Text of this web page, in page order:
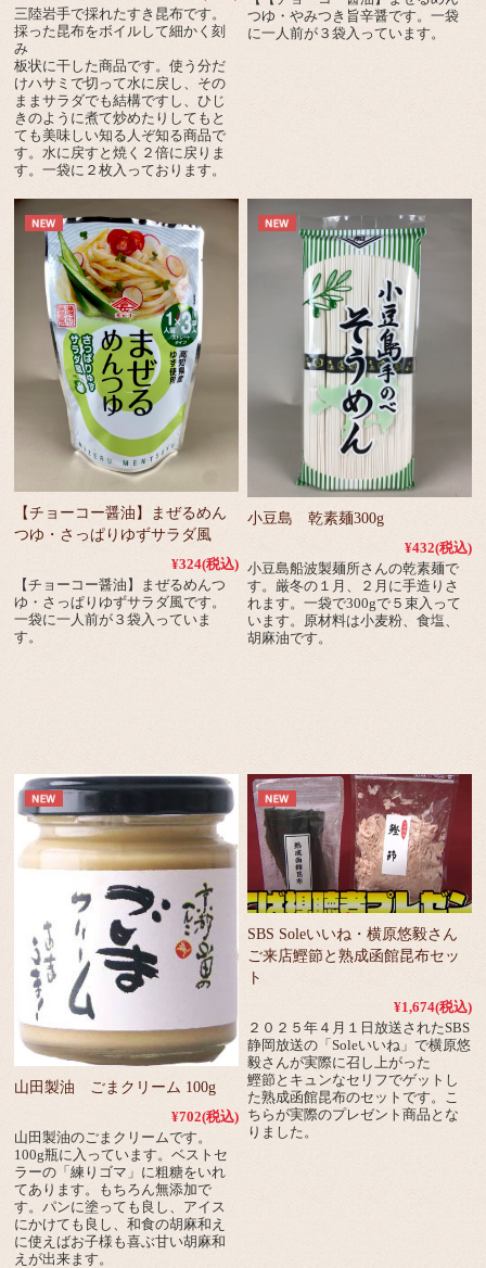
三陸岩手で採れたすき昆布です。
採った昆布をボイルして細かく刻
み
板状に干した商品です。使う分だ
けハサミで切って水に戻し、その
ままサラダでも結構ですし、ひじ
きのように煮て炒めたりしてもと
ても美味しい知る人ぞ知る商品で
す。水に戻すと焼く２倍に戻りま
す。一袋に２枚入っております。
つゆ・やみつき旨辛醤です。一袋
に一人前が３袋入っています。
【チョーコー醤油】まぜるめん
つゆ・さっぱりゆずサラダ風
¥324(税込)
【チョーコー醤油】まぜるめんつ
ゆ・さっぱりゆずサラダ風です。
一袋に一人前が３袋入っていま
す。
小豆島 乾素麺300g
¥432(税込)
小豆島船波製麺所さんの乾素麺で
す。厳冬の１月、２月に手造りさ
れます。一袋で300gで５束入って
います。原材料は小麦粉、食塩、
胡麻油です。
山田製油 ごまクリーム 100g
¥702(税込)
山田製油のごまクリームです。
100g瓶に入っています。ベストセ
ラーの「練りゴマ」に粗糖をいれ
てあります。もちろん無添加で
す。パンに塗っても良し、アイス
にかけても良し、和食の胡麻和え
に使えばお子様も喜ぶ甘い胡麻和
えが出来ます。
SBS Soleいいね・横原悠毅さん
ご来店鰹節と熟成函館昆布セッ
ト
¥1,674(税込)
２０２５年４月１日放送されたSBS
静岡放送の「Soleいいね」で横原悠
毅さんが実際に召し上がった
鰹節とキュンなセリフでゲットし
た熟成函館昆布のセットです。こ
ちらが実際のプレゼント商品とな
りました。